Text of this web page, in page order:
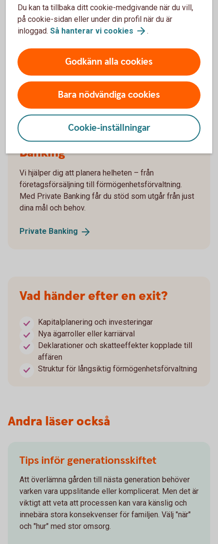
juridiska dokument finns på plats, till exempel:
testamente
kompanjonavtal om det finns flera ägare
Med en tydlig plan kan verksamheten fortsätta fungera
även om något oväntat inträffar.
Bli kontaktad av Private
Banking
Vi hjälper dig att planera helheten – från
företagsförsäljning till förmögenhetsförvaltning.
Med Private Banking får du stöd som utgår från just
dina mål och behov.
Private Banking
Vad händer efter en exit?
Kapitalplanering och investeringar
Nya ägarroller eller karriärval
Deklarationer och skatteeffekter kopplade till
affären
Struktur för långsiktig förmögenhetsförvaltning
Andra läser också
Tips inför generationsskiftet
Att överlämna gården till nästa generation behöver
varken vara uppslitande eller komplicerat. Men det är
viktigt att veta att processen kan vara känslig och
innebära stora konsekvenser för familjen. Välj "när"
och "hur" med stor omsorg.
Du kan ta tillbaka ditt cookie-medgivande när du vill,
på cookie-sidan eller under din profil när du är
inloggad. Så hanterar vi cookies .
Godkänn alla cookies
Bara nödvändiga cookies
Cookie-inställningar